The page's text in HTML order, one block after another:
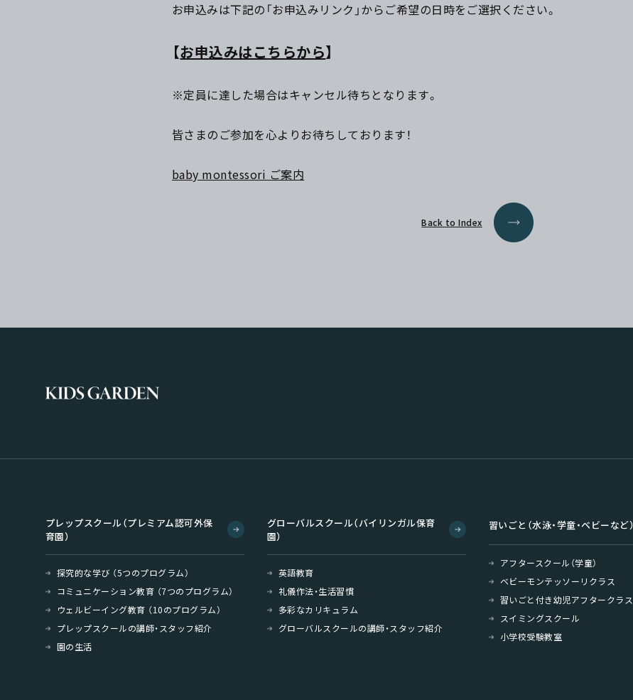
お申込みは下記の「お申込みリンク」からご希望の日時をご選択ください。
【お申込みはこちらから】
※定員に達した場合はキャンセル待ちとなります。
皆さまのご参加を心よりお待ちしております！
baby montessori ご案内
Back to Index
プレップスクール（プレミアム認可外保
育園）
探究的な学び （5つのプログラム）
コミュニケーション教育 （7つのプログラム）
ウェルビーイング教育 （10のプログラム）
プレップスクールの講師・スタッフ紹介
園の生活
グローバルスクール（バイリンガル保育
園）
英語教育
礼儀作法・生活習慣
多彩なカリキュラム
グローバルスクールの講師・スタッフ紹介
習いごと（水泳・学童・ベビーなど）
アフタースクール（学童）
ベビーモンテッソーリクラス
習いごと付き幼児アフタークラス
スイミングスクール
小学校受験教室